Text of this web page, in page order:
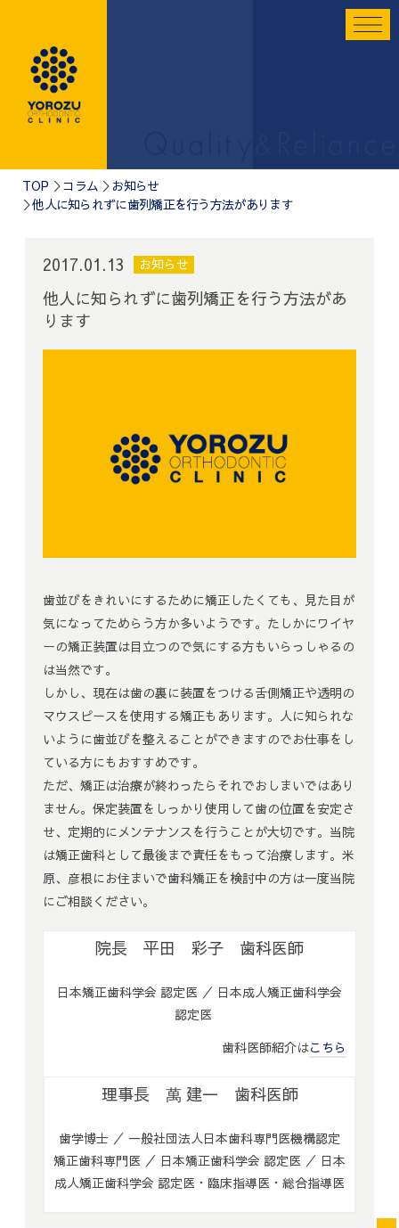
TOP コラム
お知らせ
他人に知られずに歯列矯正を行う方法があります
2017.01.13 お知らせ
他人に知られずに歯列矯正を行う方法があ
ります
歯並びをきれいにするために矯正したくても、見た目が
気になってためらう方か多いようです。たしかにワイヤ
ーの矯正装置は目立つので気にする方もいらっしゃるの
は当然です。
しかし、現在は歯の裏に装置をつける舌側矯正や透明の
マウスピースを使用する矯正もあります。人に知られな
いように歯並びを整えることができますのでお仕事をし
ている方にもおすすめです。
ただ、矯正は治療が終わったらそれでおしまいではあり
ません。保定装置をしっかり使用して歯の位置を安定さ
せ、定期的にメンテナンスを行うことが大切です。当院
は矯正歯科として最後まで責任をもって治療します。米
原、彦根にお住まいで歯科矯正を検討中の方は一度当院
にご相談ください。
院長 平田 彩子 歯科医師
日本矯正歯科学会 認定医 ／ 日本成人矯正歯科学会
認定医
歯科医師紹介はこちら
理事長 萬 建一 歯科医師
歯学博士 ／ 一般社団法人日本歯科専門医機構認定
矯正歯科専門医 ／ 日本矯正歯科学会 認定医 ／ 日本
成人矯正歯科学会 認定医・臨床指導医・総合指導医